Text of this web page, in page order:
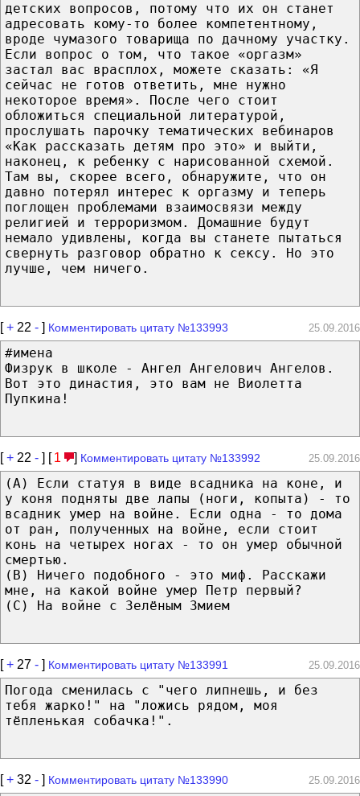
детских вопросов, потому что их он станет
адресовать кому-то более компетентному,
вроде чумазого товарища по дачному участку.
Если вопрос о том, что такое «оргазм»
застал вас врасплох, можете сказать: «Я
сейчас не готов ответить, мне нужно
некоторое время». После чего стоит
обложиться специальной литературой,
прослушать парочку тематических вебинаров
«Как рассказать детям про это» и выйти,
наконец, к ребенку с нарисованной схемой.
Там вы, скорее всего, обнаружите, что он
давно потерял интерес к оргазму и теперь
поглощен проблемами взаимосвязи между
религией и терроризмом. Домашние будут
немало удивлены, когда вы станете пытаться
свернуть разговор обратно к сексу. Но это
лучше, чем ничего.
[+ 22 - ] Комментировать цитату №133993 25.09.2016
#имена
Физрук в школе - Ангел Ангелович Ангелов.
Вот это династия, это вам не Виолетта
Пупкина!
[+ 22 - ] [ 1 ] Комментировать цитату №133992 25.09.2016
(A) Если статуя в виде всадника на коне, и
у коня подняты две лапы (ноги, копыта) - то
всадник умер на войне. Если одна - то дома
от ран, полученных на войне, если стоит
конь на четырех ногах - то он умер обычной
смертью.
(B) Ничего подобного - это миф. Расскажи
мне, на какой войне умер Петр первый?
(C) На войне с Зелёным Змием
[+ 27 - ] Комментировать цитату №133991 25.09.2016
Погода сменилась с "чего липнешь, и без
тебя жарко!" на "ложись рядом, моя
тёпленькая собачка!".
[+ 32 - ] Комментировать цитату №133990 25.09.2016